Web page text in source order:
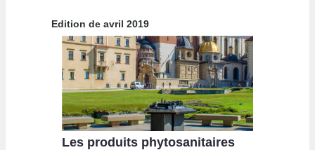
Edition de avril 2019
Les produits phytosanitaires